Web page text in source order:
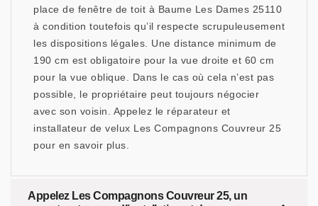
place de fenêtre de toit à Baume Les Dames 25110
à condition toutefois qu’il respecte scrupuleusement
les dispositions légales. Une distance minimum de
190 cm est obligatoire pour la vue droite et 60 cm
pour la vue oblique. Dans le cas où cela n’est pas
possible, le propriétaire peut toujours négocier
avec son voisin. Appelez le réparateur et
installateur de velux Les Compagnons Couvreur 25
pour en savoir plus.
Appelez Les Compagnons Couvreur 25, un